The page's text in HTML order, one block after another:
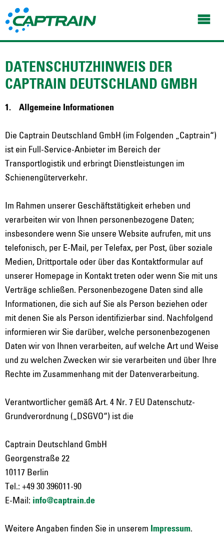
DATENSCHUTZHINWEIS DER
CAPTRAIN DEUTSCHLAND GMBH
1. Allgemeine Informationen
Die Captrain Deutschland GmbH (im Folgenden „Captrain“)
ist ein Full-Service-Anbieter im Bereich der
Transportlogistik und erbringt Dienstleistungen im
Schienengüterverkehr.
Im Rahmen unserer Geschäftstätigkeit erheben und
verarbeiten wir von Ihnen personenbezogene Daten;
insbesondere wenn Sie unsere Website aufrufen, mit uns
telefonisch, per E-Mail, per Telefax, per Post, über soziale
Medien, Drittportale oder über das Kontaktformular auf
unserer Homepage in Kontakt treten oder wenn Sie mit uns
Verträge schließen. Personenbezogene Daten sind alle
Informationen, die sich auf Sie als Person beziehen oder
mit denen Sie als Person identifizierbar sind. Nachfolgend
informieren wir Sie darüber, welche personenbezogenen
Daten wir von Ihnen verarbeiten, auf welche Art und Weise
und zu welchen Zwecken wir sie verarbeiten und über Ihre
Rechte im Zusammenhang mit der Datenverarbeitung.
Verantwortlicher gemäß Art. 4 Nr. 7 EU Datenschutz-
Grundverordnung („DSGVO“) ist die
Captrain Deutschland GmbH
Georgenstraße 22
10117 Berlin
Tel.: +49 30 396011-90
E-Mail: info@captrain.de
Weitere Angaben finden Sie in unserem Impressum.